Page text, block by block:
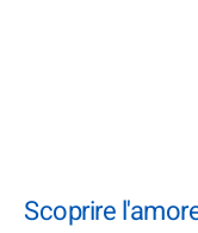
Scoprire